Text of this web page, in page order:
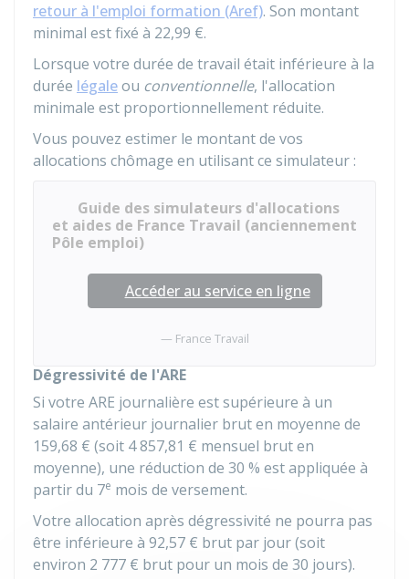
retour à l'emploi formation (Aref). Son montant
minimal est fixé à 22,99 €.
Lorsque votre durée de travail était inférieure à la
durée légaleou conventionnelle, l'allocation
minimale est proportionnellement réduite.
Vous pouvez estimer le montant de vos
allocations chômage en utilisant ce simulateur :
Guide des simulateurs d'allocations
et aides de France Travail (anciennement
Pôle emploi)
Accéder au service en ligne
France Travail
Dégressivité de l'ARE
Si votre ARE journalière est supérieure à un
salaire antérieur journalier brut en moyenne de
159,68 € (soit 4 857,81 € mensuel brut en
moyenne), une réduction de 30 % est appliquée à
partir du 7e mois de versement.
Votre allocation après dégressivité ne pourra pas
être inférieure à 92,57 € brut par jour (soit
environ 2 777 € brut pour un mois de 30 jours).